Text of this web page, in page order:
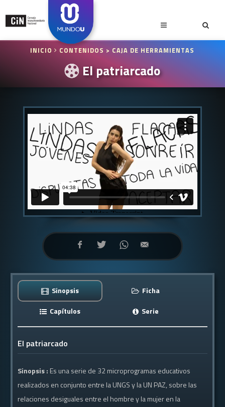
INICIO CONTENIDOS > CAJA DE HERRAMIENTAS
El patriarcado
Sinopsis
Ficha
Capítulos
Serie
El patriarcado
Sinopsis : Es una serie de 32 microprogramas educativos
realizados en conjunto entre la UNGS y la UN PAZ, sobre las
relaciones desiguales entre el hombre y la mujer en la